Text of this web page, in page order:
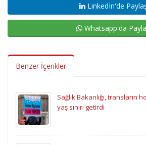
LinkedIn'de
Whatsapp'da
Benzer İçerikler
Sağlık Bakanlığı, transların
yaş sınırı getirdi